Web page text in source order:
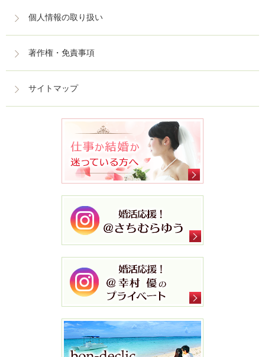
個人情報の取り扱い
著作権・免責事項
サイトマップ